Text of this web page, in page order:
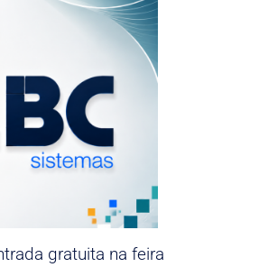
gratuita na feira